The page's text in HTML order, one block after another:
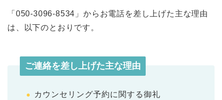
「050-3096-8534」からお電話を差し上げた主な理由
は、以下のとおりです。
ご連絡を差し上げた主な理由
カウンセリング予約に関する御礼